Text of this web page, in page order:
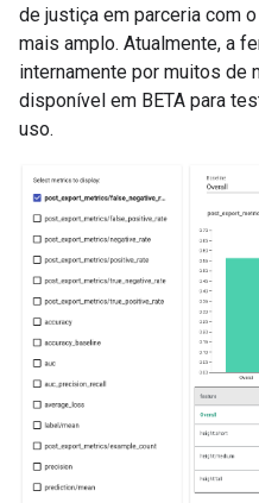
de justiça em parceria com
mais amplo. Atualmente, a
internamente por muitos de
disponível em BETA para
uso.